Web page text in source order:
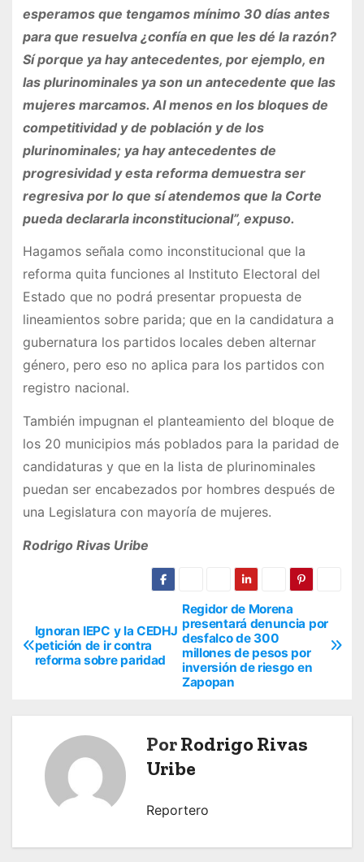
esperamos que tengamos mínimo 30 días antes
para que resuelva ¿confía en que les dé la razón?
Sí porque ya hay antecedentes, por ejemplo, en
las plurinominales ya son un antecedente que las
mujeres marcamos. Al menos en los bloques de
competitividad y de población y de los
plurinominales; ya hay antecedentes de
progresividad y esta reforma demuestra ser
regresiva por lo que sí atendemos que la Corte
pueda declararla inconstitucional”, expuso.
Hagamos señala como inconstitucional que la
reforma quita funciones al Instituto Electoral del
Estado que no podrá presentar propuesta de
lineamientos sobre parida; que en la candidatura a
gubernatura los partidos locales deben alternar
género, pero eso no aplica para los partidos con
registro nacional.
También impugnan el planteamiento del bloque de
los 20 municipios más poblados para la paridad de
candidaturas y que en la lista de plurinominales
puedan ser encabezados por hombres después de
una Legislatura con mayoría de mujeres.
Rodrigo Rivas Uribe
N
a
i
Regidor de Morena
presentará denuncia por
desfalco de 300
millones de pesos por
inversión de riesgo en
Zapopan
Ignoran IEPC y la CEDHJ
petición de ir contra
reforma sobre paridad
PorRodrigo Rivas
Uribe
Reportero